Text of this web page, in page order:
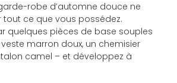
robe d’automne douce ne
tout ce que vous possédez.
quelques pièces de base souples
marron doux, un chemisier
camel – et développez à